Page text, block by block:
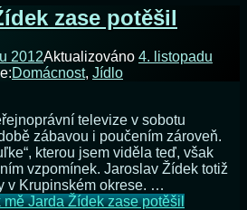
zase potěšil
2012Aktualizováno 4. listopadu
Domácnost, Jídlo
televize v sobotu
zábavou i poučením zároveň.
kterou jsem viděla teď, však
vzpomínek. Jaroslav Žídek totiž
v Krupinském okrese. …
mě Jarda Žídek zase potěšil